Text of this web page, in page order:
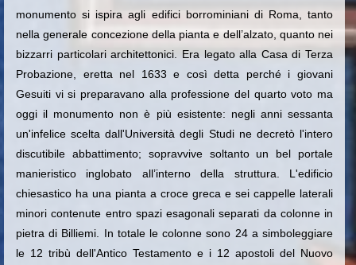
monumento si ispira agli edifici borrominiani di Roma, tanto
nella generale concezione della pianta e dell’alzato, quanto nei
bizzarri particolari architettonici. Era legato alla Casa di Terza
Probazione, eretta nel 1633 e così detta perché i giovani
Gesuiti vi si preparavano alla professione del quarto voto ma
oggi il monumento non è più esistente: negli anni sessanta
un'infelice scelta dall'Università degli Studi ne decretò l'intero
discutibile abbattimento; sopravvive soltanto un bel portale
manieristico inglobato all’interno della struttura. L'edificio
chiesastico ha una pianta a croce greca e sei cappelle laterali
minori contenute entro spazi esagonali separati da colonne in
pietra di Billiemi. In totale le colonne sono 24 a simboleggiare
le 12 tribù dell'Antico Testamento e i 12 apostoli del Nuovo